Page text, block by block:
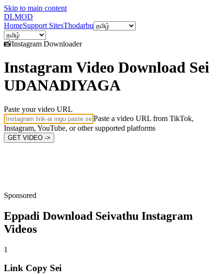
Skip to main content
DLMOD
HomeSupport SitesThodarbu
📸Instagram Downloader
Instagram Video Download Sei
UDANADIYAGA
Paste your video URL
Paste a video URL from TikTok,
Instagram, YouTube, or other supported platforms
GET VIDEO ->
Sponsored
Eppadi Download Seivathu Instagram
Videos
1
Link Copy Sei